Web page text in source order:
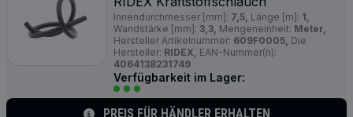
Innendurchmesser [mm]: 7,5, Länge [m]: 1,
Wandstärke [mm]: 3,3, Mengeneinheit: Meter,
Hersteller Artikelnummer: 609F0005, Die
Hersteller: RIDEX, EAN-Nummer(n):
4064138231749
Verfügbarkeit im Lager:
PREIS FÜR HÄNDLER ERHALTEN